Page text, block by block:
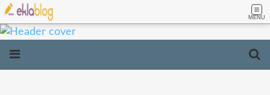
MENU